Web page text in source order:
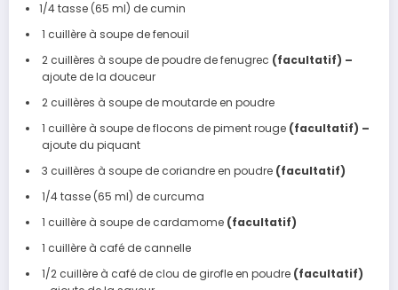
1/4 tasse (65 ml) de cumin
1 cuillère à soupe de fenouil
2 cuillères à soupe de poudre de fenugrec (facultatif) –
ajoute de la douceur
2 cuillères à soupe de moutarde en poudre
1 cuillère à soupe de flocons de piment rouge (facultatif) –
ajoute du piquant
3 cuillères à soupe de coriandre en poudre (facultatif)
1/4 tasse (65 ml) de curcuma
1 cuillère à soupe de cardamome (facultatif)
1 cuillère à café de cannelle
1/2 cuillère à café de clou de girofle en poudre(facultatif)